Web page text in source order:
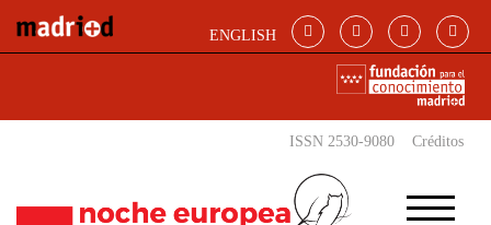
ENGLISH
ISSN 2530-9080 Créditos